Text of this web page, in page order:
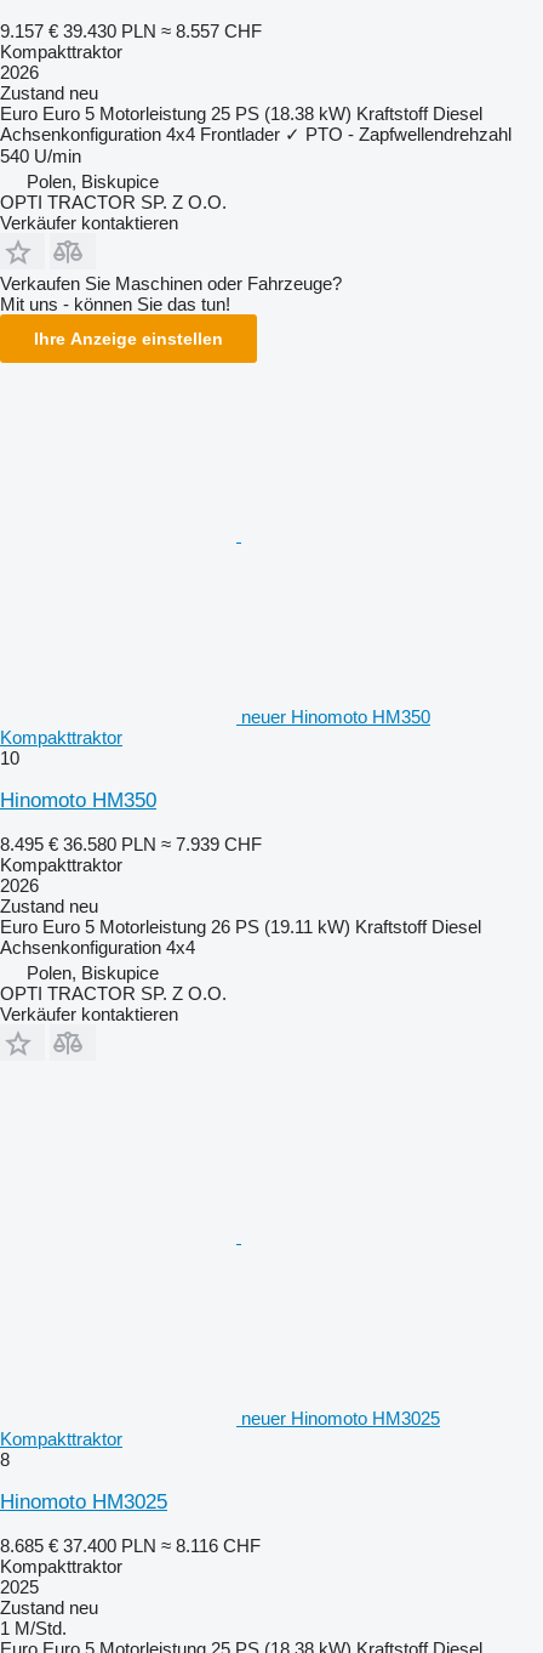
9.157 € 39.430 PLN ≈ 8.557 CHF
Kompakttraktor
2026
Zustand neu
Euro Euro 5 Motorleistung 25 PS (18.38 kW) Kraftstoff Diesel
Achsenkonfiguration 4x4 Frontlader ✓ PTO - Zapfwellendrehzahl
540 U/min
Polen, Biskupice
OPTI TRACTOR SP. Z O.O.
Verkäufer kontaktieren
Verkaufen Sie Maschinen oder Fahrzeuge?
Mit uns - können Sie das tun!
Ihre Anzeige einstellen
neuer Hinomoto HM350
Kompakttraktor
10
Hinomoto HM350
8.495 € 36.580 PLN ≈ 7.939 CHF
Kompakttraktor
2026
Zustand neu
Euro Euro 5 Motorleistung 26 PS (19.11 kW) Kraftstoff Diesel
Achsenkonfiguration 4x4
Polen, Biskupice
OPTI TRACTOR SP. Z O.O.
Verkäufer kontaktieren
neuer Hinomoto HM3025
Kompakttraktor
8
Hinomoto HM3025
8.685 € 37.400 PLN ≈ 8.116 CHF
Kompakttraktor
2025
Zustand neu
1 M/Std.
Euro Euro 5 Motorleistung 25 PS (18.38 kW) Kraftstoff Diesel